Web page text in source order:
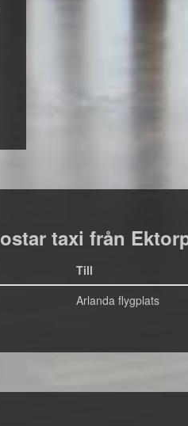
taxi från
Till
Arlanda flygplats